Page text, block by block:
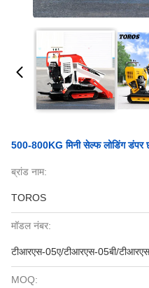
500-800KG मिनी सेल्फ लोडिंग डंपर
ब्रांड नाम:
TOROS
मॉडल नंबर:
टीआरएस-05ए/टीआरएस-05बी/
MOQ: